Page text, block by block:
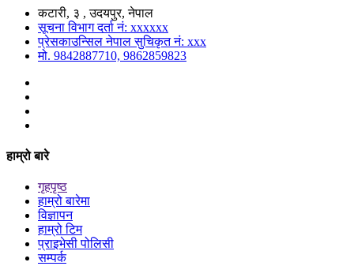
कटारी, ३ , उदयपुर, नेपाल
सूचना विभाग दर्ता नं: xxxxxx
प्रेसकाउन्सिल नेपाल सुचिकृत नं: xxx
मो. 9842887710, 9862859823
हाम्रो बारे
गृहपृष्ठ
हाम्रो बारेमा
विज्ञापन
हाम्रो टिम
प्राइभेसी पोलिसी
सम्पर्क